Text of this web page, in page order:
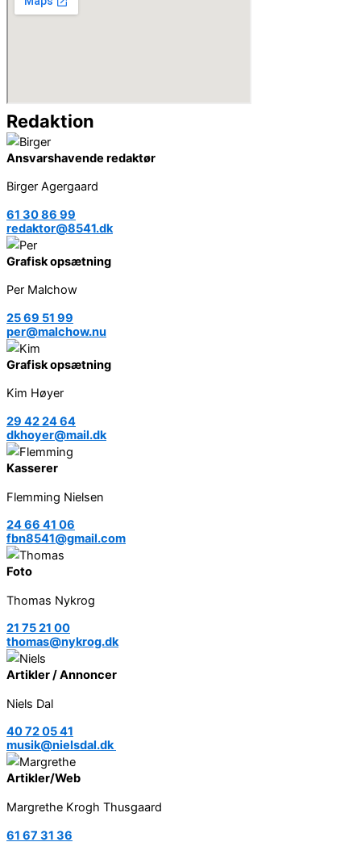
Redaktion
Ansvarshavende redaktør
Birger Agergaard
61 30 86 99
redaktor@8541.dk
Grafisk opsætning
Per Malchow
25 69 51 99
per@malchow.nu
Grafisk opsætning
Kim Høyer
29 42 24 64
dkhoyer@mail.dk
Kasserer
Flemming Nielsen
24 66 41 06
fbn8541@gmail.com
Foto
Thomas Nykrog
21 75 21 00
thomas@nykrog.dk
Artikler / Annoncer
Niels Dal
40 72 05 41
musik@nielsdal.dk
Artikler/Web
Margrethe Krogh Thusgaard
61 67 31 36